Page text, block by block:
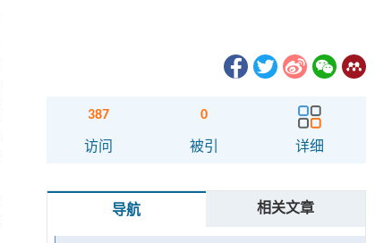
387
访问
0
被引 详细
导航 相关文章